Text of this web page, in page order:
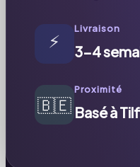
⚡
Livraison
3-4
🇧🇪
Proximité
Basé à